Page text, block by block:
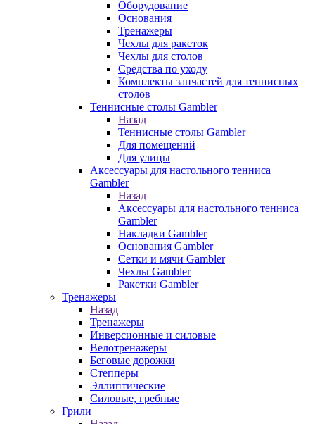
Оборудование
Основания
Тренажеры
Чехлы для ракеток
Чехлы для столов
Средства по уходу
Комплекты запчастей для теннисных
столов
Теннисные столы Gambler
Назад
Теннисные столы Gambler
Для помещений
Для улицы
Аксессуары для настольного тенниса
Gambler
Назад
Аксессуары для настольного тенниса
Gambler
Накладки Gambler
Основания Gambler
Сетки и мячи Gambler
Чехлы Gambler
Ракетки Gambler
Тренажеры
Назад
Тренажеры
Инверсионные и силовые
Велотренажеры
Беговые дорожки
Степперы
Эллиптические
Силовые, гребные
Грили